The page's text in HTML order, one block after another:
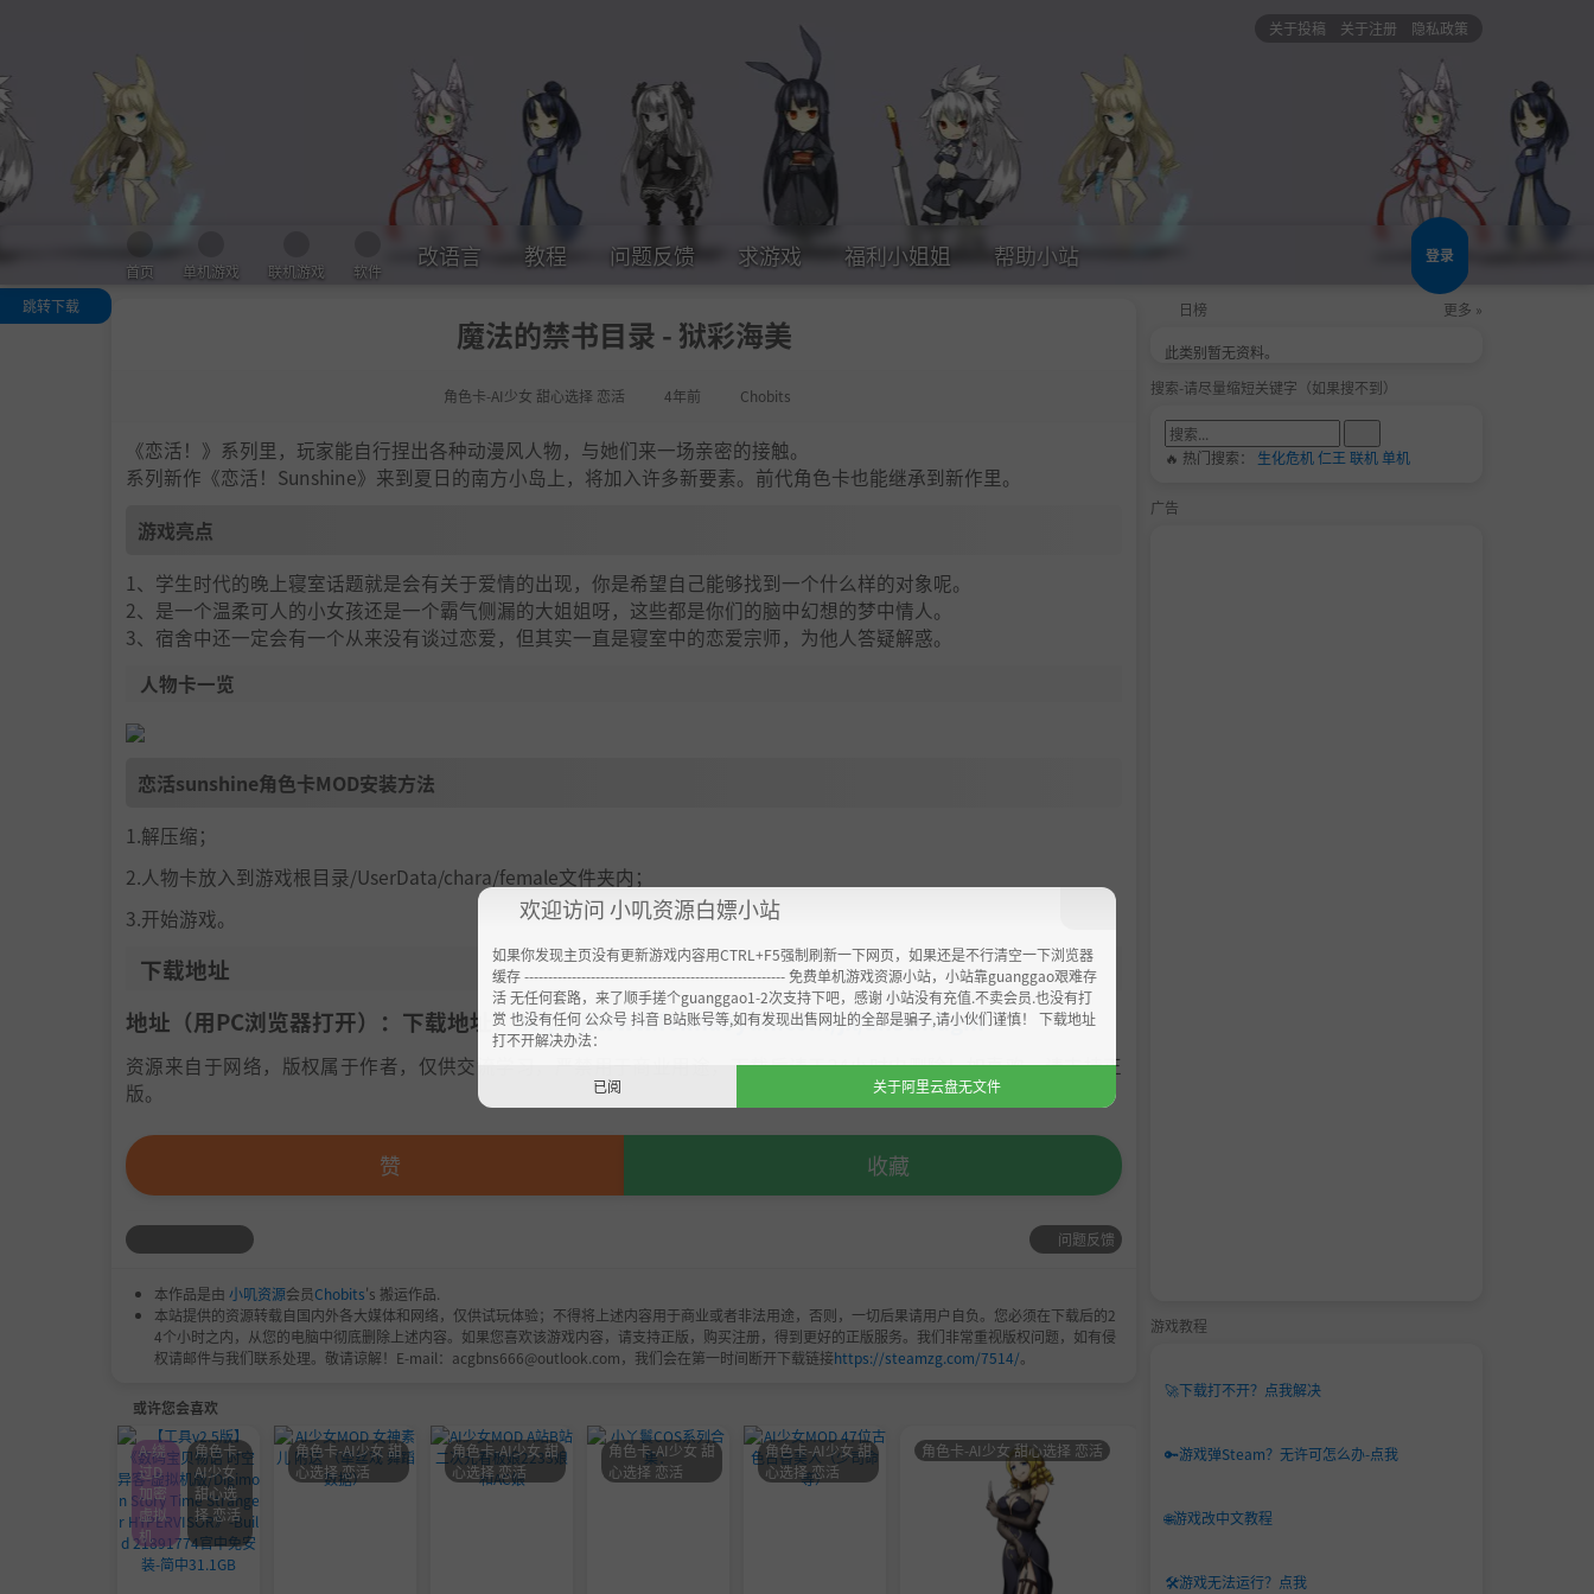
关于投稿 关于注册 隐私政策
首页 单机游戏 联机游戏 软件
改语言 教程 问题反馈 求游戏 福利小姐姐 帮助小站 登录
魔法的禁书目录 - 狱彩海美
角色卡-AI少女 甜心选择 恋活 4年前 Chobits
跳转下载
《恋活！》系列里，玩家能自行捏出各种动漫风人物，与她们来一场亲密的接触。
系列新作《恋活！Sunshine》来到夏日的南方小岛上，将加入许多新要素。前代角色卡也能继承到新作里。
游戏亮点
1、学生时代的晚上寝室话题就是会有关于爱情的出现，你是希望自己能够找到一个什么样的对象呢。
2、是一个温柔可人的小女孩还是一个霸气侧漏的大姐姐呀，这些都是你们的脑中幻想的梦中情人。
3、宿舍中还一定会有一个从来没有谈过恋爱，但其实一直是寝室中的恋爱宗师，为他人答疑解惑。
人物卡一览
恋活sunshine角色卡MOD安装方法
1.解压缩；
2.人物卡放入到游戏根目录/UserData/chara/female文件夹内；
3.开始游戏。
下载地址
地址（用PC浏览器打开）：下载地址：https://www.feimaoyun.com/jx/ah3tmdgm
资源来自于网络，版权属于作者，仅供交流学习，严禁用于商业用途，下载后请于24小时内删除！如喜欢，请支持正
版。
赞 收藏
问题反馈
本作品是由 小叽资源会员Chobits's 搬运作品.
本站提供的资源转载自国内外各大媒体和网络，仅供试玩体验；不得将上述内容用于商业或者非法用途，否则，一切后果请用户自负。您必须在下载后的2
4个小时之内，从您的电脑中彻底删除上述内容。如果您喜欢该游戏内容，请支持正版，购买注册，得到更好的正版服务。我们非常重视版权问题，如有侵
权请邮件与我们联系处理。敬请谅解！E-mail：acgbns666@outlook.com，我们会在第一时间断开下载链接https://steamzg.com/7514/。
或许您会喜欢
A-绕
过D
加密
虚拟
机
角色卡-
AI少女
甜心选
择 恋活
角色卡-AI少女 甜
心选择 恋活
角色卡-AI少女 甜
心选择 恋活
角色卡-AI少女 甜
心选择 恋活
角色卡-AI少女 甜
心选择 恋活
角色卡-AI少女 甜心选择 恋活
男主
角色卡-AI少女
男主
日榜 更多 »
此类别暂无资料。
搜索-请尽量缩短关键字（如果搜不到）
🔥 热门搜索： 生化危机仁王 联机单机
广告
游戏教程
🚀下载打不开？点我解决
🔑游戏弹Steam？无许可怎么办-点我
🌐游戏改中文教程
🛠️游戏无法运行？点我
欢迎访问 小叽资源白嫖小站
如果你发现主页没有更新游戏内容用CTRL+F5强制刷新一下网页，如果还是不行清空一下浏览器
缓存 ------------------------------------------------------- 免费单机游戏资源小站，小站靠guanggao艰难存
活 无任何套路，来了顺手搓个guanggao1-2次支持下吧，感谢 小站没有充值.不卖会员.也没有打
赏 也没有任何 公众号 抖音 B站账号等,如有发现出售网址的全部是骗子,请小伙们谨慎！ 下载地址
打不开解决办法：
已阅 关于阿里云盘无文件